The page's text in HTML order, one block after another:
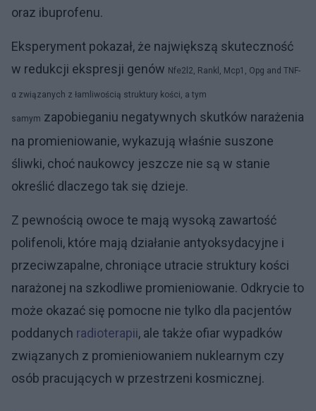
oraz ibuprofenu.
Eksperyment pokazał, że największą skuteczność
w redukcji ekspresji genów Nfe2l2, Rankl, Mcp1, Opg and TNF-
α związanych z łamliwością struktury kości, a tym
samym zapobieganiu negatywnych skutków narażenia
na promieniowanie, wykazują właśnie suszone
śliwki, choć naukowcy jeszcze nie są w stanie
określić dlaczego tak się dzieje.
Z pewnością owoce te mają wysoką zawartość
polifenoli, które mają działanie antyoksydacyjne i
przeciwzapalne, chroniące utracie struktury kości
narażonej na szkodliwe promieniowanie. Odkrycie to
może okazać się pomocne nie tylko dla pacjentów
poddanych radioterapii, ale także ofiar wypadków
związanych z promieniowaniem nuklearnym czy
osób pracujących w przestrzeni kosmicznej.